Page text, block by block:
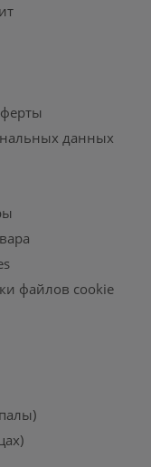
данных
файлов cookie